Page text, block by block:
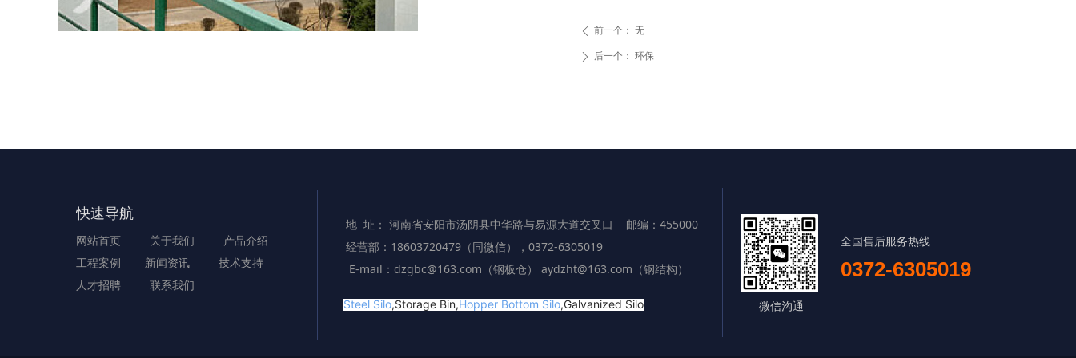
ꄴ 前一个： 无
ꄲ 后一个： 环保
全国售后服务热线
0372-6305019
地 址： 河南省安阳市汤阴县中华路与易源大道交叉口 邮编：455000
经营部：18603720479（同微信），0372-6305019
E-mail：dzgbc@163.com（钢板仓） aydzht@163.com（钢结构）
快速导航
网站首页 关于我们
产品介绍
工程案例
新闻资讯
技术支持
人才招聘
联系我们
微信沟通
Steel Silo,Storage Bin,Hopper Bottom Silo,Galvanized Silo